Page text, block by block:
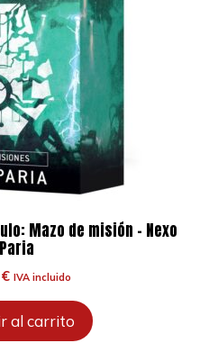
Mazo de misión – Nexo
Paria
€ IVA incluido
al carrito